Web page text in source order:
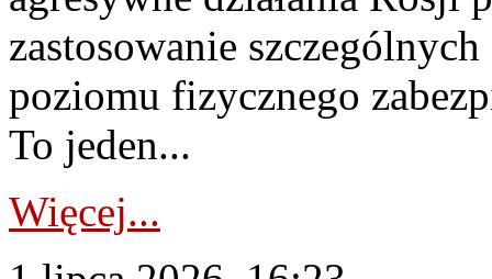
zastosowanie
poziomu fizycznego
To jeden...
Więcej...